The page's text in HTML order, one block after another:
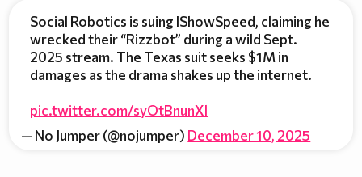
Social Robotics is suing IShowSpeed, claiming he
wrecked their “Rizzbot” during a wild Sept.
2025 stream. The Texas suit seeks $1M in
damages as the drama shakes up the internet.
pic.twitter.com/syOtBnunXl
— No Jumper (@nojumper) December 10, 2025